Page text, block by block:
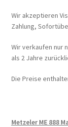
Wir akzeptieren
Zahlung,
Wir verkaufen nur
als 2 Jahre
Die Preise
Metzeler ME 888